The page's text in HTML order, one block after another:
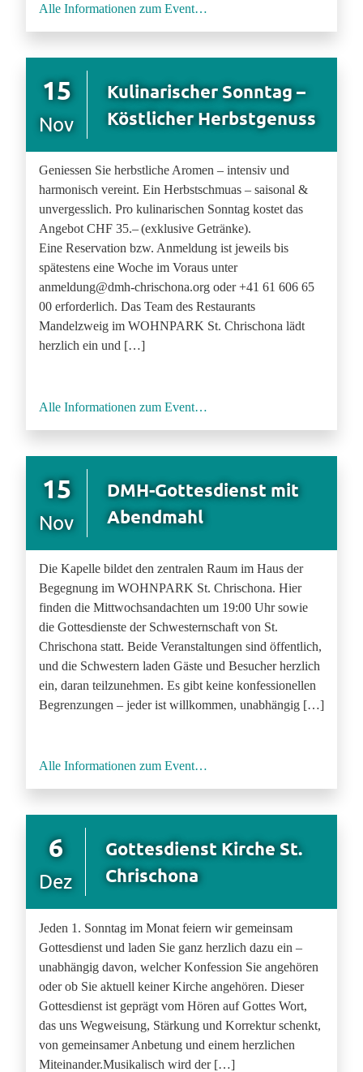
Alle Informationen zum Event…
15
Nov
Kulinarischer Sonntag –
Köstlicher Herbstgenuss
Geniessen Sie herbstliche Aromen – intensiv und
harmonisch vereint. Ein Herbstschmuas – saisonal &
unvergesslich. Pro kulinarischen Sonntag kostet das
Angebot CHF 35.– (exklusive Getränke).
Eine Reservation bzw. Anmeldung ist jeweils bis
spätestens eine Woche im Voraus unter
anmeldung@dmh-chrischona.org oder +41 61 606 65
00 erforderlich. Das Team des Restaurants
Mandelzweig im WOHNPARK St. Chrischona lädt
herzlich ein und […]
Alle Informationen zum Event…
15
Nov
DMH-Gottesdienst mit
Abendmahl
Die Kapelle bildet den zentralen Raum im Haus der
Begegnung im WOHNPARK St. Chrischona. Hier
finden die Mittwochsandachten um 19:00 Uhr sowie
die Gottesdienste der Schwesternschaft von St.
Chrischona statt. Beide Veranstaltungen sind öffentlich,
und die Schwestern laden Gäste und Besucher herzlich
ein, daran teilzunehmen. Es gibt keine konfessionellen
Begrenzungen – jeder ist willkommen, unabhängig […]
Alle Informationen zum Event…
6
Dez
Gottesdienst Kirche St.
Chrischona
Jeden 1. Sonntag im Monat feiern wir gemeinsam
Gottesdienst und laden Sie ganz herzlich dazu ein –
unabhängig davon, welcher Konfession Sie angehören
oder ob Sie aktuell keiner Kirche angehören. Dieser
Gottesdienst ist geprägt vom Hören auf Gottes Wort,
das uns Wegweisung, Stärkung und Korrektur schenkt,
von gemeinsamer Anbetung und einem herzlichen
Miteinander.Musikalisch wird der […]